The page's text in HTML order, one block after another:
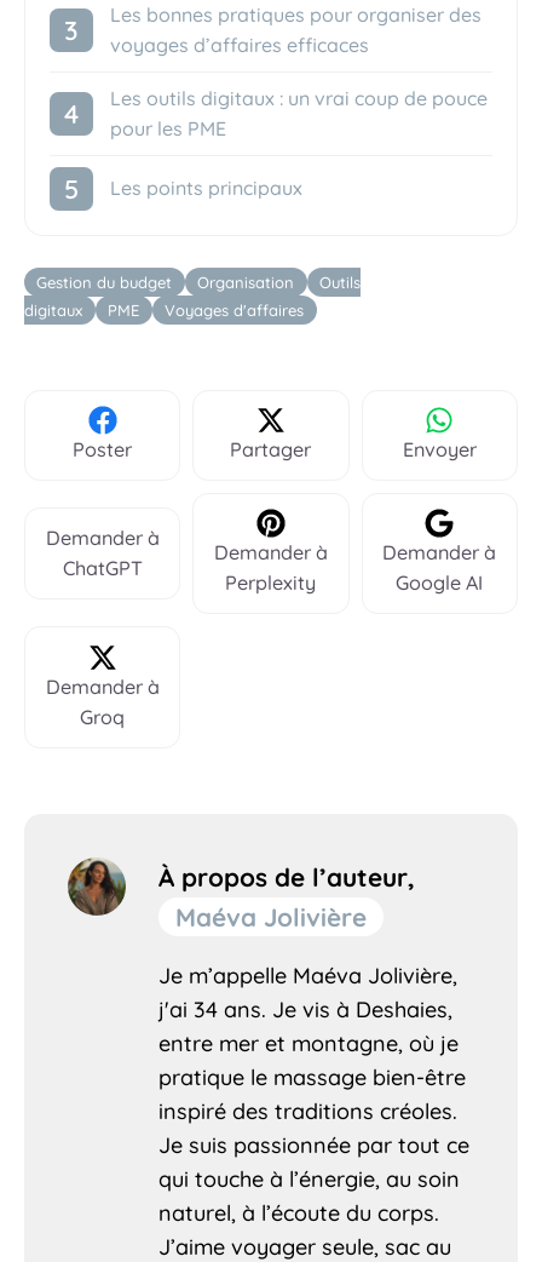
Les bonnes pratiques pour organiser des
voyages d’affaires efficaces
Les outils digitaux : un vrai coup de pouce
pour les PME
Les points principaux
Étiquettes
Gestion du budget Organisation
Outils
digitaux
PME Voyages d'affaires
Poster Partager Envoyer
Demander à
ChatGPT
Demander à
Perplexity
Demander à
Google AI
Demander à
Groq
À propos de l’auteur,
Maéva Jolivière
Je m’appelle Maéva Jolivière,
j'ai 34 ans. Je vis à Deshaies,
entre mer et montagne, où je
pratique le massage bien-être
inspiré des traditions créoles.
Je suis passionnée par tout ce
qui touche à l’énergie, au soin
naturel, à l’écoute du corps.
J’aime voyager seule, sac au